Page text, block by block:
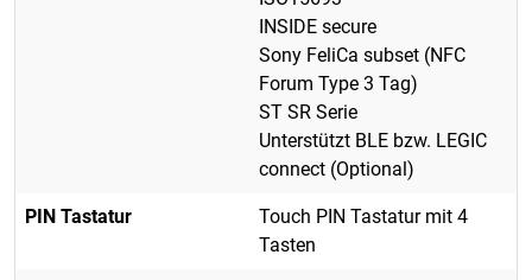
INSIDE secure
Sony FeliCa subset (NFC
Forum Type 3 Tag)
ST SR Serie
Unterstützt BLE bzw. LEGIC
connect (Optional)
PIN Tastatur
Touch PIN Tastatur mit 4
Tasten